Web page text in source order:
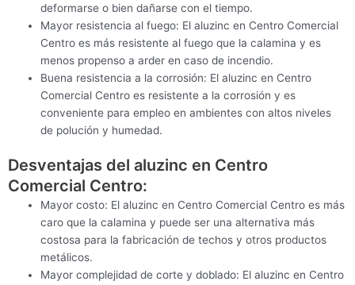
deformarse o bien dañarse con el tiempo.
Mayor resistencia al fuego: El aluzinc en Centro Comercial
Centro es más resistente al fuego que la calamina y es
menos propenso a arder en caso de incendio.
Buena resistencia a la corrosión: El aluzinc en Centro
Comercial Centro es resistente a la corrosión y es
conveniente para empleo en ambientes con altos niveles
de polución y humedad.
Desventajas del aluzinc en Centro
Comercial Centro:
Mayor costo: El aluzinc en Centro Comercial Centro es más
caro que la calamina y puede ser una alternativa más
costosa para la fabricación de techos y otros productos
metálicos.
Mayor complejidad de corte y doblado: El aluzinc en Centro